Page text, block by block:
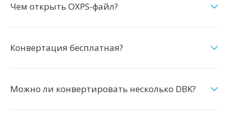
Чем открыть OXPS-файл?
Конвертация бесплатная?
Можно ли конвертировать несколько DBK?